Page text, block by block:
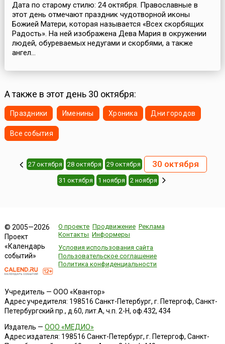
Дата по старому стилю: 24 октября. Православные в
этот день отмечают праздник чудотворной иконы
Божией Матери, которая называется «Всех скорбящих
Радость». На ней изображена Дева Мария в окружении
людей, обуреваемых недугами и скорбями, а также
ангел...
А также в этот день 30 октября:
Праздники Именины Хроника Дни городов
Все события
27 октября 28 октября 29 октября 30 октября
31 октября 1 ноября 2 ноября
© 2005—2026
Проект
«Календарь
событий»
О проекте Продвижение Реклама
Контакты Информеры
Условия использования сайта
Пользовательское соглашение
Политика конфиденциальности
Учредитель — ООО «Квантор»
Адрес учредителя: 198516 Санкт-Петербург, г. Петергоф, Санкт-
Петербургский пр., д.60, лит.А, ч.п. 2-Н, оф.432, 434
Издатель — ООО «МЕДИО»
Адрес издателя: 198516 Санкт-Петербург, г. Петергоф, Санкт-